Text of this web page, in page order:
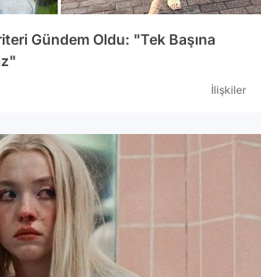
Gündem Oldu: "Tek Başına
İlişkiler